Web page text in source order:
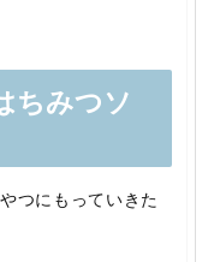
ちみつソ
つにもっていきた